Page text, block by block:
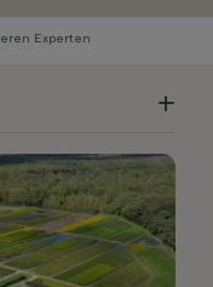
WählenSie Ihre Lieferwoche